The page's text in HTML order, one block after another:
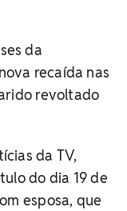
da
recaída nas
revoltado
da TV,
do dia 19 de
esposa, que